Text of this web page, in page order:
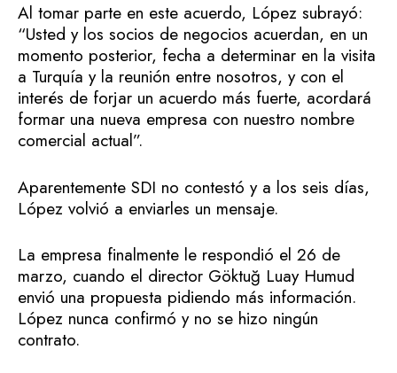
Al tomar parte en este acuerdo, López subrayó:
“Usted y los socios de negocios acuerdan, en un
momento posterior, fecha a determinar en la visita
a Turquía y la reunión entre nosotros, y con el
interés de forjar un acuerdo más fuerte, acordará
formar una nueva empresa con nuestro nombre
comercial actual”.
Aparentemente SDI no contestó y a los seis días,
López volvió a enviarles un mensaje.
La empresa finalmente le respondió el 26 de
marzo, cuando el director Göktuğ Luay Humud
envió una propuesta pidiendo más información.
López nunca confirmó y no se hizo ningún
contrato.